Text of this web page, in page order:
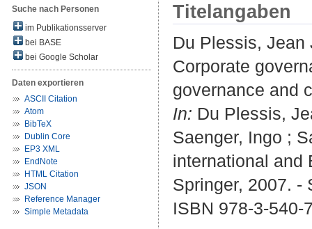
Suche nach Personen
im Publikationsserver
bei BASE
bei Google Scholar
Daten exportieren
ASCII Citation
Atom
BibTeX
Dublin Core
EP3 XML
EndNote
HTML Citation
JSON
Reference Manager
Simple Metadata
Titelangaben
Du Plessis, Jean
Corporate
governance and
In: Du Plessis,
Saenger, Ingo ;
international and
Springer, 2007. -
ISBN 978-3-540-